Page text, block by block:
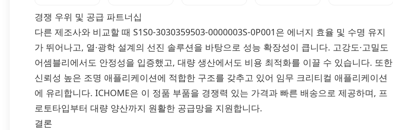
경쟁 우위 및 공급 파트너십
다른 제조사와 비교할 때 S1S0-3030359503-0000003S-0P001은 에너지 효율 및 수명 유지
가 뛰어나고, 열·광학 설계의 선진 솔루션을 바탕으로 성능 확장성이 큽니다. 고강도·고밀도
어셈블리에서도 안정성을 입증했고, 대량 생산에서도 비용 최적화를 이끌 수 있습니다. 또한
신뢰성 높은 조명 애플리케이션에 적합한 구조를 갖추고 있어 임무 크리티컬 애플리케이션
에 유리합니다. ICHOME은 이 정품 부품을 경쟁력 있는 가격과 빠른 배송으로 제공하며, 프
로토타입부터 대량 양산까지 원활한 공급망을 지원합니다.
결론